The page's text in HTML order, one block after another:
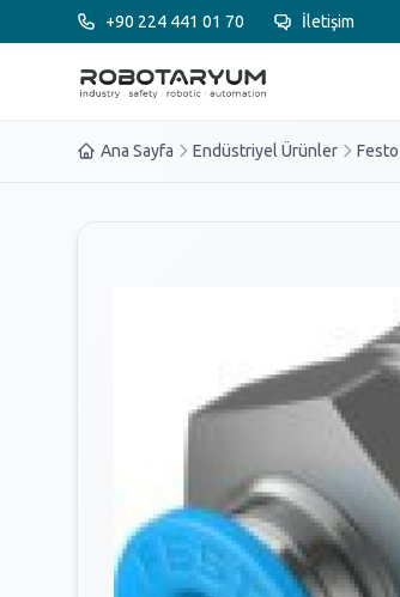
Ana içeriğe geç+90 224 441 01 70 İletişim
Ana Sayfa Endüstriyel Ürünler Festo